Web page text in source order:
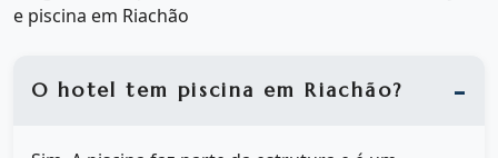
e piscina em Riachão
O hotel tem piscina em Riachão?